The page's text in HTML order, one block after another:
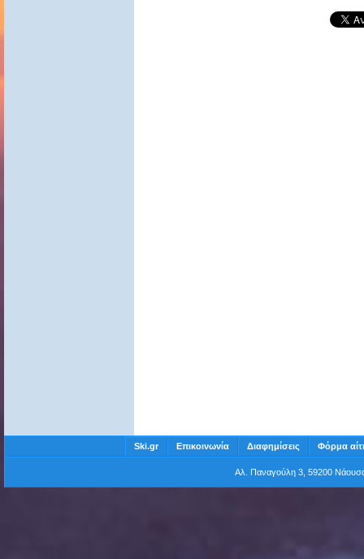
Ski.gr Επικοινωνία Διαφημίσεις Φόρμα
Αλ. Παναγούλη 3, 59200